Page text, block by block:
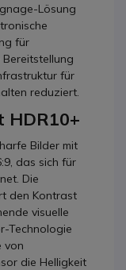
Lösung
für
für
reduziert.
HDR10+
Bilder mit
das sich für
Die
den Kontrast
visuelle
Technologie
von
die Helligkeit